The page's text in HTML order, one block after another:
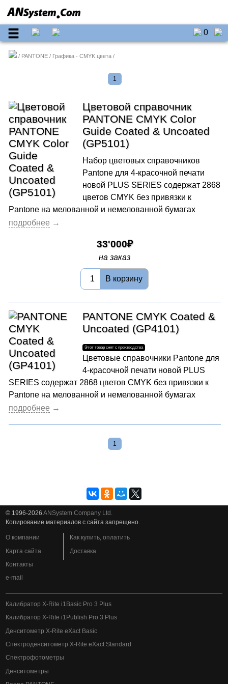
0
PANTONE Графика - CMYK цвета
1
Цветовой справочник
PANTONE CMYK Color
Guide Coated & Uncoated
(GP5101)
Набор цветовых справочников
Pantone для 4-красочной печати
новой PLUS SERIES содержат 2868
цветов CMYK без привязки к
Pantone на мелованной и немелованной бумагах
33'000
на заказ
В корзину
PANTONE CMYK Coated &
Uncoated (GP4101)
Цветовые справочники Pantone для
4-красочной печати новой PLUS
SERIES содержат 2868 цветов CMYK без привязки к
Pantone на мелованной и немелованной бумагах
1
© 1996-2026ANSystem Company Ltd.
Копирование материалов с сайта запрещено.
О компании
Карта сайта
Контакты
e-mail
Как купить, оплатить
Доставка
Калибратор X-Rite i1Basic Pro 3 Plus
Калибратор X-Rite i1Publish Pro 3 Plus
Денситометр X-Rite eXact Basic
Спектроденситометр X-Rite eXact Standard
Спектрофотометры
Денситометры